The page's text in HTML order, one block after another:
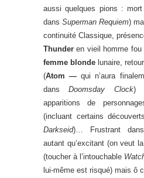
aussi quelques pions :
dans Superman Requiem)
continuité Classique,
Thunder en vieil homme fou
femme blonde lunaire,
(Atom —qui n’aura
dansDoomsday Clock)
apparitions de
(incluant certains
Darkseid)… Frustrant
autant qu’excitant (on veut
(toucher à l’intouchable
lui-même est risqué) mais ô